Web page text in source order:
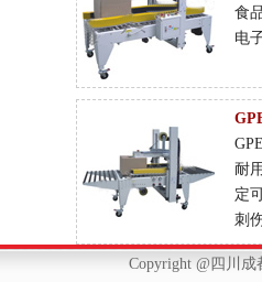
食
电
耐
定
刺
Copyright @四川